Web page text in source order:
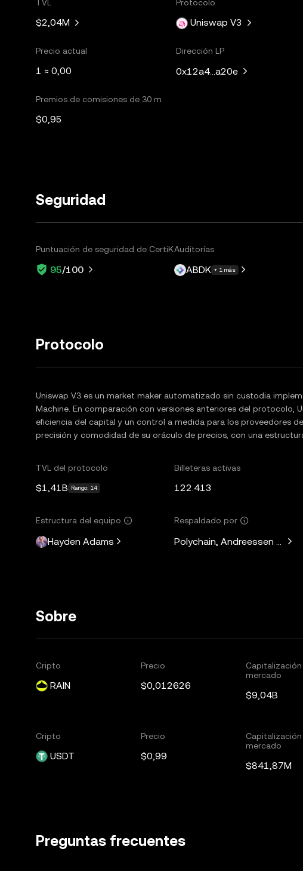
TVL
$2,04M
Protocolo
Uniswap V3
Precio actual
1 ≈ 0,00
Dirección LP
0x12a4...a20e
Premios de comisiones de 30 m
$0,95
Seguridad
Puntuación de seguridad de CertiK
95/100
Auditorías
ABDK + 1 más
Protocolo
Uniswap V3 es un market maker automatizado sin custodia
Machine. En comparación con versiones anteriores del protocolo,
eficiencia del capital y un control a medida para los proveedores
precisión y comodidad de su oráculo de precios, con una
TVL del protocolo
$1,41B Rango: 14
Billeteras activas
122.413
Estructura del equipo
Hayden Adams
Respaldado por
Polychain, Andreessen
Sobre
Cripto
RAIN
Precio
$0,012626
mercado
$9,04B
Cripto
USDT
Precio
$0,99
mercado
$841,87M
Preguntas frecuentes